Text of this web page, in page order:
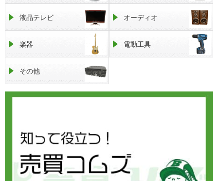
液晶テレビ オーディオ
楽器 電動工具
その他